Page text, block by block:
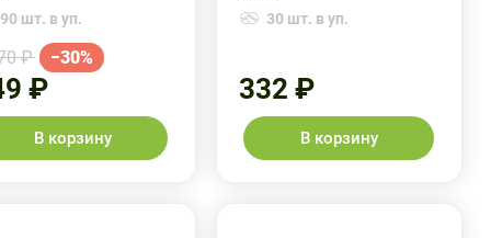
90 шт. в уп.
₽ −30%
₽
В корзину
30 шт. в уп.
332 ₽
В корзину